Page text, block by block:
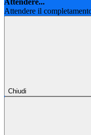
Attendere...
Attendere il
Chiudi